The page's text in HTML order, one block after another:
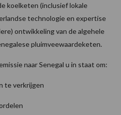
koelketen (inclusief lokale
technologie en expertise
ontwikkeling van de algehele
pluimveewaardeketen.
naar Senegal u in staat om:
te verkrijgen